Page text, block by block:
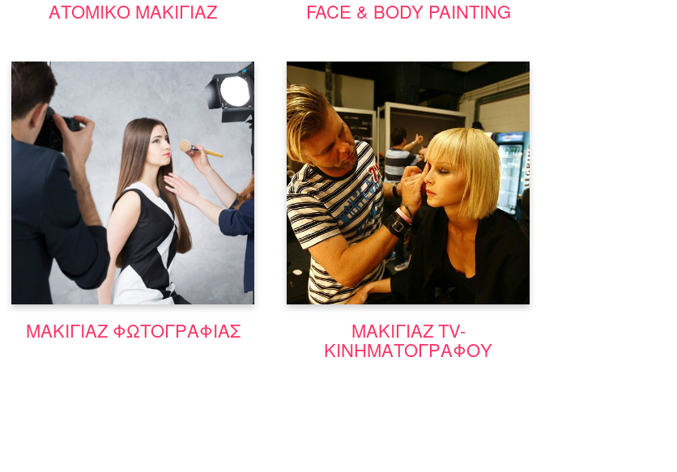
ΑΤΟΜΙΚΟ ΜΑΚΙΓΙΑΖ FACE & BODY PAINTING
ΜΑΚΙΓΙΑΖ ΦΩΤΟΓΡΑΦΙΑΣ
Σεμινάριο Μακιγιάζ Φωτογραφίας |
Σεμινάρια Αισθητικής Costyle
Μάθε περισσότερα
ΜΑΚΙΓΙΑΖ TV-
ΚΙΝΗΜΑΤΟΓΡΑΦΟΥ
Σεμινάριο Μακιγιάζ TV-
Κινηματογράφου | Σεμινάρια
Αισθητικής Costyle
Μάθε περισσότερα